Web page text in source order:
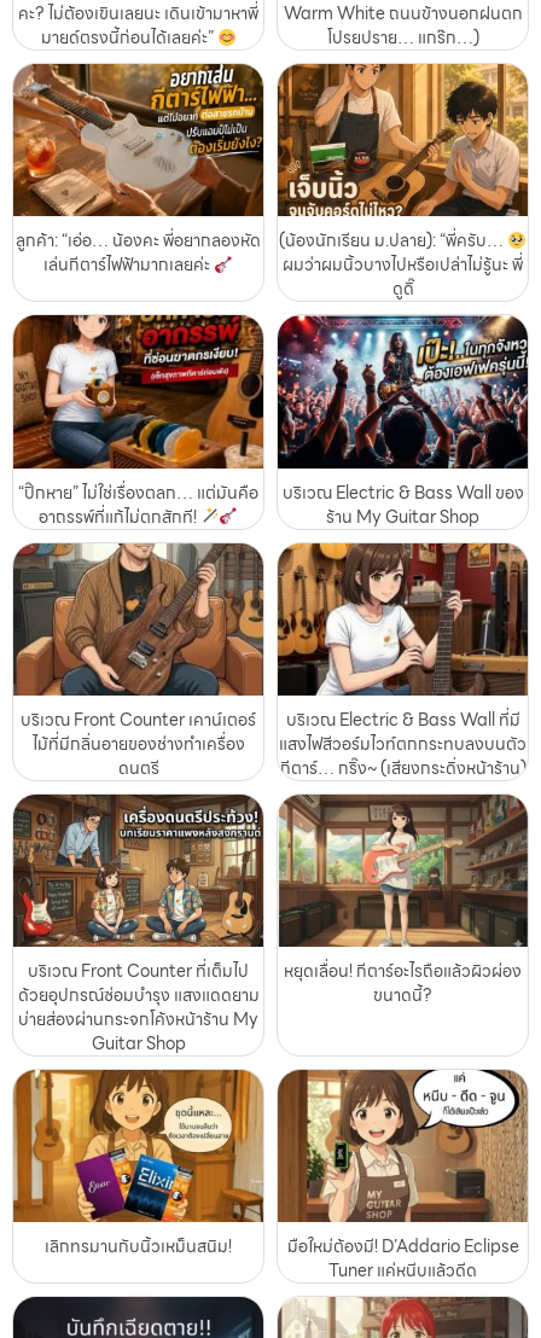
คะ? ไม่ต้องเขินเลยนะ เดินเข้ามาหาพี่
มายด์ตรงนี้ก่อนได้เลยค่ะ”
Warm White ถนนข้างนอกฝนตก
โปรยปราย… แกร๊ก…)
ลูกค้า: “เอ่อ… น้องคะ พี่อยากลองหัด
เล่นกีตาร์ไฟฟ้ามากเลยค่ะ
(น้องนักเรียน ม.ปลาย): “พี่ครับ…
ผมว่าผมนิ้วบางไปหรือเปล่าไม่รู้นะ พี่
ดูดิ๊
“ปิ๊กหาย” ไม่ใช่เรื่องตลก… แต่มันคือ
อาถรรพ์ที่แก้ไม่ตกสักที!
บริเวณ Electric & Bass Wall ของ
ร้าน My Guitar Shop
บริเวณ Front Counter เคาน์เตอร์
ไม้ที่มีกลิ่นอายของช่างทำเครื่อง
ดนตรี
บริเวณ Electric & Bass Wall ที่มี
แสงไฟสีวอร์มไวท์ตกกระทบลงบนตัว
กีตาร์… กริ๊ง~ (เสียงกระดิ่งหน้าร้าน)
บริเวณ Front Counter ที่เต็มไป
ด้วยอุปกรณ์ซ่อมบำรุง แสงแดดยาม
บ่ายส่องผ่านกระจกโค้งหน้าร้าน My
Guitar Shop
หยุดเลื่อน! กีตาร์อะไรถือแล้วผิวผ่อง
ขนาดนี้?
เลิกทรมานกับนิ้วเหม็นสนิม!
มือใหม่ต้องมี! D’Addario Eclipse
Tuner แค่หนีบแล้วดีด